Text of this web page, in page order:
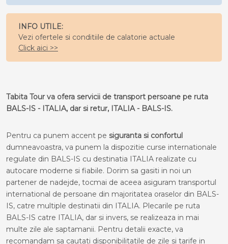
INFO UTILE:
Vezi ofertele si conditiile de calatorie actuale
Click aici >>
Tabita Tour va ofera servicii de transport persoane pe ruta
BALS-IS - ITALIA, dar si retur, ITALIA - BALS-IS.
Pentru ca punem accent pe siguranta si confortul
dumneavoastra, va punem la dispozitie curse internationale
regulate din BALS-IS cu destinatia ITALIA realizate cu
autocare moderne si fiabile. Dorim sa gasiti in noi un
partener de nadejde, tocmai de aceea asiguram transportul
international de persoane din majoritatea oraselor din BALS-
IS, catre multiple destinatii din ITALIA. Plecarile pe ruta
BALS-IS catre ITALIA, dar si invers, se realizeaza in mai
multe zile ale saptamanii. Pentru detalii exacte, va
recomandam sa cautati disponibilitatile de zile si tarife in